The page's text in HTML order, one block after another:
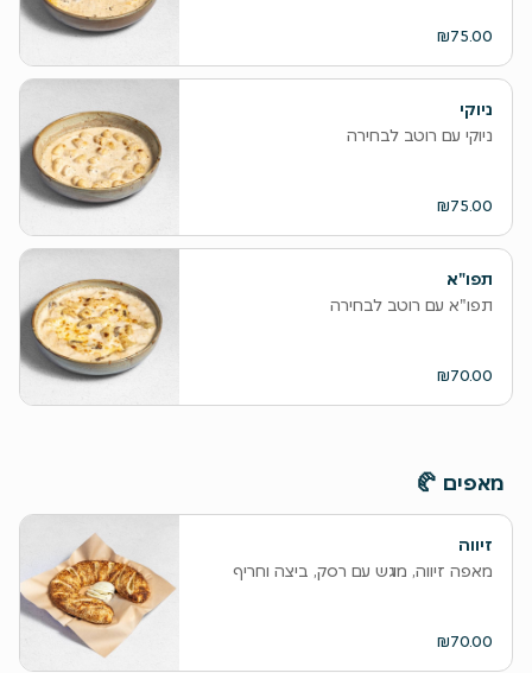
₪75.00
ניוקי
ניוקי עם רוטב לבחירה
₪75.00
תפו"א
תפו"א עם רוטב לבחירה
₪70.00
‫מאפים 🥐
זיווה
מאפה זיווה, מוגש עם רסק, ביצה וחריף
₪70.00